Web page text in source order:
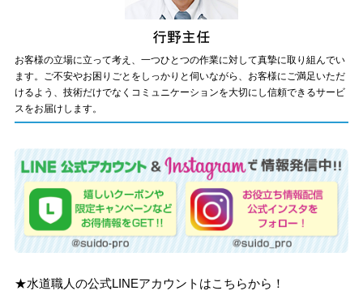
お客様の立場に立って考え、一つひとつの作業に対して真摯に取り組んでい
ます。ご不安やお困りごとをしっかりと伺いながら、お客様にご満足いただ
けるよう、技術だけでなくコミュニケーションを大切にし信頼できるサービ
スをお届けします。
★水道職人の公式LINEアカウントはこちらから！